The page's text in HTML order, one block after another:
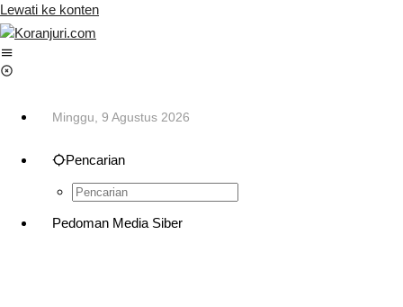
Lewati ke konten
Minggu, 9 Agustus 2026
Pencarian
Pedoman Media Siber